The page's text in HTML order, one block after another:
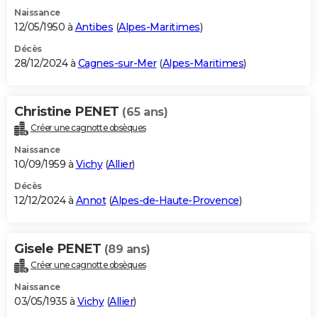
Naissance
12/05/1950 à Antibes (Alpes-Maritimes)
Décès
28/12/2024 à Cagnes-sur-Mer(Alpes-Maritimes)
Christine PENET (65 ans)
Créer une cagnotte obsèques
Naissance
10/09/1959 à Vichy(Allier)
Décès
12/12/2024 à Annot(Alpes-de-Haute-Provence)
Gisele PENET (89 ans)
Créer une cagnotte obsèques
Naissance
03/05/1935 à Vichy(Allier)